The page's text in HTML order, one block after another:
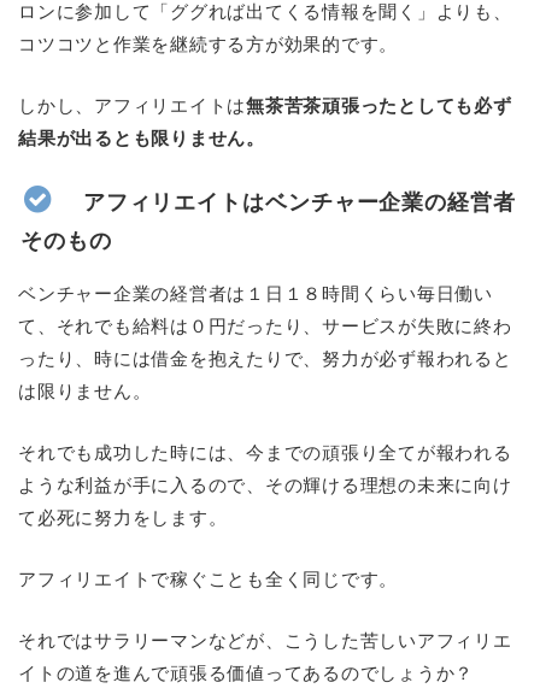
ロンに参加して「ググれば出てくる情報を聞く」よりも、
コツコツと作業を継続する方が効果的です。
しかし、アフィリエイトは無茶苦茶頑張ったとしても必ず
結果が出るとも限りません。
アフィリエイトはベンチャー企業の経営者
そのもの
ベンチャー企業の経営者は１日１８時間くらい毎日働い
て、それでも給料は０円だったり、サービスが失敗に終わ
ったり、時には借金を抱えたりで、努力が必ず報われると
は限りません。
それでも成功した時には、今までの頑張り全てが報われる
ような利益が手に入るので、その輝ける理想の未来に向け
て必死に努力をします。
アフィリエイトで稼ぐことも全く同じです。
それではサラリーマンなどが、こうした苦しいアフィリエ
イトの道を進んで頑張る価値ってあるのでしょうか？